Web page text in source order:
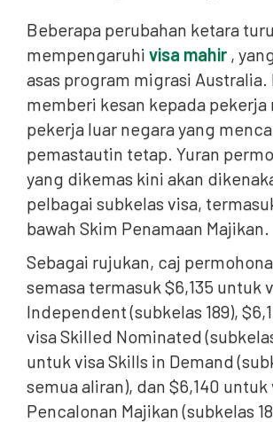
Beberapa perubahan ketara
mempengaruhi visa mahir ,
asas program migrasi Australia.
memberi kesan kepada pekerja
pekerja luar negara yang
pemastautin tetap. Yuran
yang dikemas kini akan
pelbagai subkelas visa,
bawah Skim Penamaan Majikan.
Sebagai rujukan, caj
semasa termasuk $6,135 untuk
Independent (subkelas 189),
visa Skilled Nominated
untuk visa Skills in Demand
semua aliran), dan $6,140 untuk
Pencalonan Majikan (subkelas